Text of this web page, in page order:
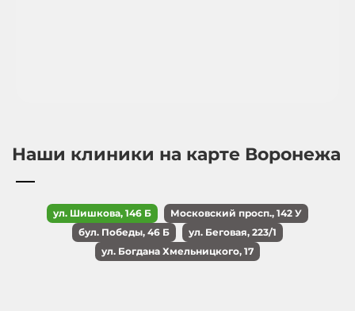
Наши клиники на карте Воронежа
ул. Шишкова, 146 Б
Московский просп., 142 У
бул. Победы, 46 Б
ул. Беговая, 223/1
ул. Богдана Хмельницкого, 17